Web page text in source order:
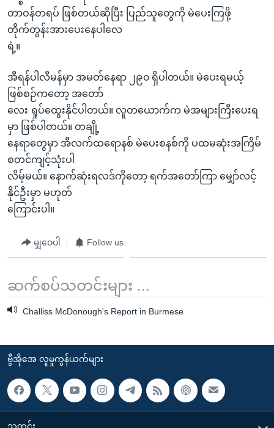
တာဝန်တရပ် ဖြစ်တယ်ဆိုပြီး ပြည်သူတွေကို မဲပေးကြဖို့
တိုက်တွန်းအားပေးနေပါလေ
ရဲ့။
အီရန်ပါလီမန်မှာ အမတ်နေရာ ၂၉၀ ရှိပါတယ်။ မဲပေးရမယ့်
ဖြစ်စဉ်ကတော့ အတော်
လေး ရှုပ်ထွေးနိုင်ပါတယ်။ လူတယောက်က မဲအများကြီးပေးရ
မှာ ဖြစ်ပါတယ်။ တချို့
နေရာတွေမှာ အီလက်ထရောနစ် မဲပေးစနစ်ကို ပထမဆုံးအကြိမ်
စတင်ကျင့်သုံးပါ
လိမ့်မယ်။ နောက်ဆုံးရလဒ်ကိုတော့ ရက်အတော်ကြာ မျှော်လင့်
နိုင်ဦးမှာ မဟုတ်
ကြောင်းပါ။
မျှဝေပါ Follow us
ဆက်စပ်သတင်းများ ...
Challiss McDonough's Report in Burmese
ဗွီအိုအေ လူမှုကွန်ယက်များ
သတင်း